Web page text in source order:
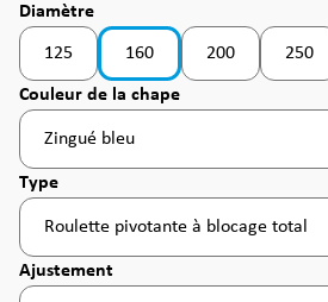
Sélectionnez
Diamètre
125 160 200 250
Sélectionnez
Couleur de la chape
Zingué bleu
Sélectionnez
Type
Roulette pivotante à blocage total
Sélectionnez
Ajustement